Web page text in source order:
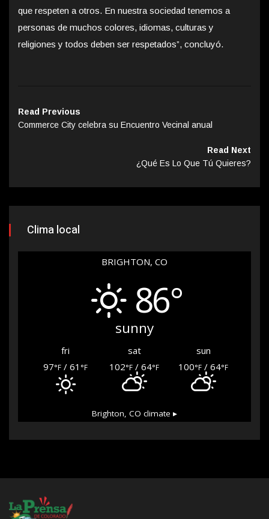
que respeten a otros. En nuestra sociedad tenemos a
personas de muchos colores, idiomas, culturas y
religiones y todos deben ser respetados”, concluyó.
Read Previous
Commerce City celebra su Encuentro Vecinal anual
Read Next
¿Qué Es Lo Que Tú Quieres?
Clima local
BRIGHTON, CO
86°
sunny
fri sat
sun
97°F / 61 °F 102°F / 64°F 100°F / 64°F
Brighton, CO climate ▸